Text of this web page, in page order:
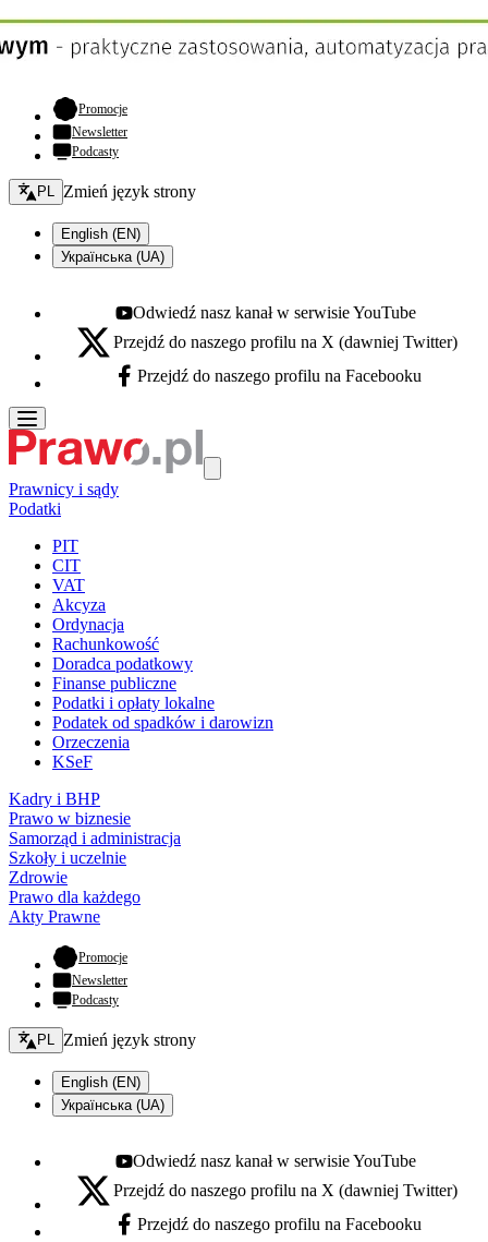
Promocje- otwiera się w nowej karcie
Newsletter
Podcasty
Zmień język - bieżący:
PL Zmień język strony
English (EN)
Українська (UA)
Youtube - otwiera się w nowej karcie
Odwiedź nasz kanał w serwisie YouTube
X - otwiera się w nowej karcie
Przejdź do naszego profilu na X (dawniej Twitter)
Facebook - otwiera się w nowej karcie
Przejdź do naszego profilu na Facebooku
Prawnicy i sądy
Podatki
PIT
CIT
VAT
Akcyza
Ordynacja
Rachunkowość
Doradca podatkowy
Finanse publiczne
Podatki i opłaty lokalne
Podatek od spadków i darowizn
Orzeczenia
KSeF
Kadry i BHP
Prawo w biznesie
Samorząd i administracja
Szkoły i uczelnie
Zdrowie
Prawo dla każdego
Akty Prawne
Promocje- otwiera się w nowej karcie
Newsletter
Podcasty
Zmień język - bieżący:
PL Zmień język strony
English (EN)
Українська (UA)
Youtube - otwiera się w nowej karcie
Odwiedź nasz kanał w serwisie YouTube
X - otwiera się w nowej karcie
Przejdź do naszego profilu na X (dawniej Twitter)
Facebook - otwiera się w nowej karcie
Przejdź do naszego profilu na Facebooku